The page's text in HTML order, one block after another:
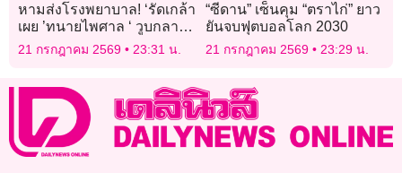
หามส่งโรงพยาบาล! ‘รัดเกล้า
เผย ’ทนายไพศาล ‘ วูบกลาง
วงประชุม กมธ.พบ หัวใจเต้น
ผิดจังหวะ ตอนนี้ปลอดภัย
21 กรกฎาคม 2569 23:31 น.
“ซีดาน” เซ็นคุม “ตราไก่” ยาว
ยันจบฟุตบอลโลก 2030
21 กรกฎาคม 2569 23:29 น.